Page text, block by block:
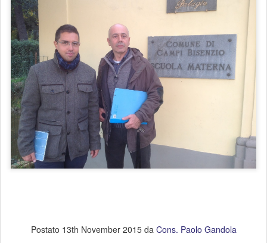
Postato 13th November 2015da Cons. Paolo Gandola